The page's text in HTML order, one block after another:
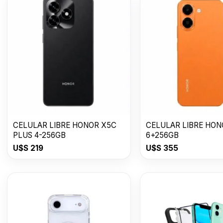
CELULAR LIBRE HONOR X5C
PLUS 4-256GB
U$S 219
CELULAR LIBRE
6+256GB
U$S355